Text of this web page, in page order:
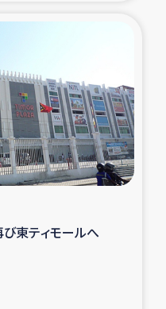
茶農家支援
者支援
コーヒー畑改善事業
上支援
東ティモールへ